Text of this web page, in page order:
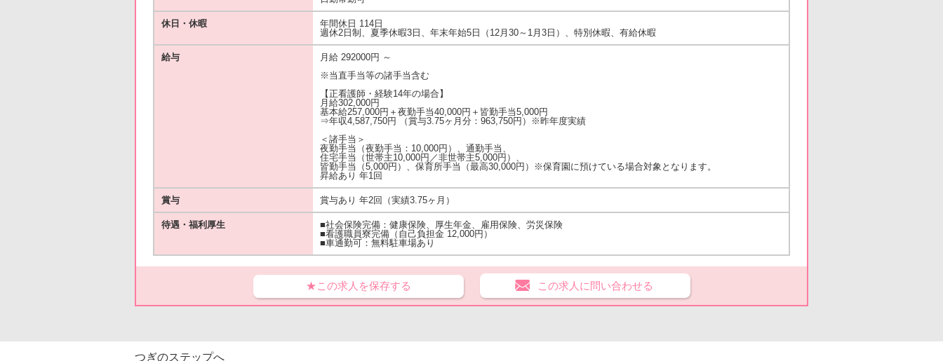
休日・休暇
年間休日 114日
週休2日制、夏季休暇3日、年末年始5日（12月30～1月3日）、特別休暇、有給休暇
給与
月給 292000円 ～
※当直手当等の諸手当含む
【正看護師・経験14年の場合】
月給302,000円
基本給257,000円＋夜勤手当40,000円＋皆勤手当5,000円
⇒年収4,587,750円 （賞与3.75ヶ月分：963,750円）※昨年度実績
＜諸手当＞
夜勤手当（夜勤手当：10,000円）、通勤手当、
住宅手当（世帯主10,000円／非世帯主5,000円）、
皆勤手当（5,000円）、保育所手当（最高30,000円）※保育園に預けている場合対象となります。
昇給あり 年1回
賞与 賞与あり 年2回（実績3.75ヶ月）
待遇・福利厚生
■社会保険完備：健康保険、厚生年金、雇用保険、労災保険
■看護職員寮完備（自己負担金 12,000円）
■車通勤可：無料駐車場あり
★この求人を保存する この求人に問い合わせる
つぎのステップへ